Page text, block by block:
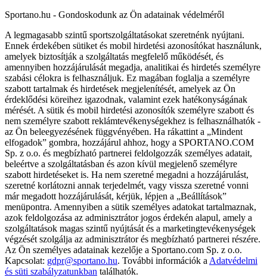
Sportano.hu - Gondoskodunk az Ön adatainak védelméről
A legmagasabb szintű sportszolgáltatásokat szeretnénk nyújtani.
Ennek érdekében sütiket és mobil hirdetési azonosítókat használunk,
amelyek biztosítják a szolgáltatás megfelelő működését, és
amennyiben hozzájárulását megadja, analitikai és hirdetés személyre
szabási célokra is felhasználjuk. Ez magában foglalja a személyre
szabott tartalmak és hirdetések megjelenítését, amelyek az Ön
érdeklődési köreihez igazodnak, valamint ezek hatékonyságának
mérését. A sütik és mobil hirdetési azonosítók személyre szabott és
nem személyre szabott reklámtevékenységekhez is felhasználhatók -
az Ön beleegyezésének függvényében. Ha rákattint a „Mindent
elfogadok” gombra, hozzájárul ahhoz, hogy a SPORTANO.COM
Sp. z o.o. és megbízható partnerei feldolgozzák személyes adatait,
beleértve a szolgáltatásban és azon kívül megjelenő személyre
szabott hirdetéseket is. Ha nem szeretné megadni a hozzájárulást,
szeretné korlátozni annak terjedelmét, vagy vissza szeretné vonni
már megadott hozzájárulását, kérjük, lépjen a „Beállítások”
menüpontra. Amennyiben a sütik személyes adatokat tartalmaznak,
azok feldolgozása az adminisztrátor jogos érdekén alapul, amely a
szolgáltatások magas szintű nyújtását és a marketingtevékenységek
végzését szolgálja az adminisztrátor és megbízható partnerei részére.
Az Ön személyes adatainak kezelője a Sportano.com Sp. z o.o.
Kapcsolat: gdpr@sportano.hu. További információk a Adatvédelmi
és süti szabályzatunkban találhatók.